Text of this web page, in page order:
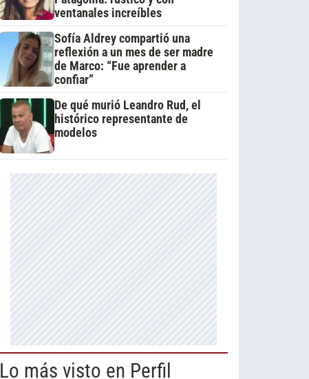
ventanales increíbles
Sofía Aldrey compartió una
reflexión a un mes de ser madre
de Marco: “Fue aprender a
confiar”
De qué murió Leandro Rud, el
histórico representante de
modelos
Lo más visto en Perfil